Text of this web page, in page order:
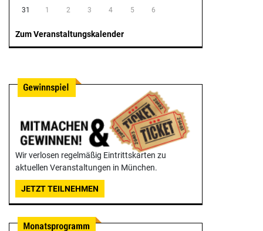
31
1 2 3 4 5 6
Zum Veranstaltungskalender
Wir verlosen regelmäßig Eintrittskarten zu
aktuellen Veranstaltungen in München.
JETZT TEILNEHMEN